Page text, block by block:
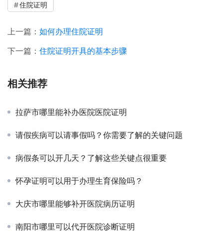
住院证明
上一篇： 如何办理住院证明
下一篇： 住院证明开具的基本步骤
相关推荐
拉萨市哪里能补办医院医院证明
请假疾病可以请事假吗？你需要了解的关键问题
病假条可以开几天？了解这些关键点很重要
怀孕证明可以用于办理生育保险吗？
大庆市哪里能够补开医院病历证明
南阳市哪里可以代开医院诊断证明